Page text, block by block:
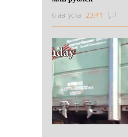
6 августа 23:41